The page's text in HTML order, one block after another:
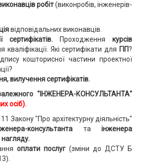
робіт(виконробів, інженерів-
відповідальних виконавців.
сертифікатів.Проходженнякурсів
кваліфікації. Які сертифікати для ГІП?
кошторисної частини проектної
вилучення сертифікатів.
"ІНЖЕНЕРА-КОНСУЛЬТАНТА"
осіб).
Закону "Про архітектурну діяльність"
консультанта таінженера
нагляду.
оплати послуг (зміни до ДСТУ Б